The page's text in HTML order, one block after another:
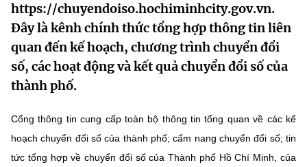
Cơ cấu tổ chức
Lịch sử phát triển
Sở Khoa học và Công nghệ
Khoa học và Công nghệ
Đổi mới sáng tạo
Chuyển đổi số
Bưu chính, Viễn thông
Sở hữu trí tuệ
Dịch vụ công
Hệ thống văn bản
Văn bản QPPL
Văn bản chỉ đạo điều hành
MST IOFFICE
THỐNG KÊ
Khoa học và Công nghệ
Multimedia
https://chuyendoiso.hochiminhcity.gov.vn.
Đây là kênh chính thức tổng hợp thông tin liên
quan đến kế hoạch, chương trình chuyển đổi
số, các hoạt động và kết quả chuyển đổi số của
thành phố.
Cổng thông tin cung cấp toàn bộ thông tin tổng quan về các kế
hoạch chuyển đổi số của thành phố; cẩm nang chuyển đổi số; tin
tức tổng hợp về chuyển đổi số của Thành phố Hồ Chí Minh, của